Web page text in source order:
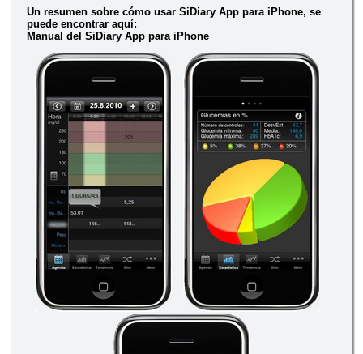
Un resumen sobre cómo usar SiDiary App para iPhone, se
puede encontrar aquí:
Manual del SiDiary App para iPhone